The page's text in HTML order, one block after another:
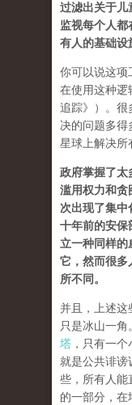
过滤出关于儿
监视每个人
有人的基础设
你可以说这项
在使用这种逻
追踪》）。很
决的问题多得
星球上解决所
政府掌握了太
滥用权力和贪
次出现了集中
十年前的安保
立一种同样的
它，然而很多
所不同。
并且，上述这
只是冰山一角。
塔 ，只有一
就是公共诽谤
些，所有人能
的一部分，